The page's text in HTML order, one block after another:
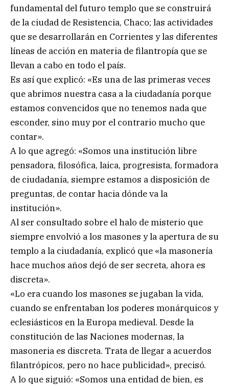
fundamental del futuro templo que se construirá
de la ciudad de Resistencia, Chaco; las actividades
que se desarrollarán en Corrientes y las diferentes
líneas de acción en materia de filantropía que se
llevan a cabo en todo el país.
Es así que explicó: «Es una de las primeras veces
que abrimos nuestra casa a la ciudadanía porque
estamos convencidos que no tenemos nada que
esconder, sino muy por el contrario mucho que
contar».
A lo que agregó: «Somos una institución libre
pensadora, filosófica, laica, progresista, formadora
de ciudadanía, siempre estamos a disposición de
preguntas, de contar hacia dónde va la
institución».
Al ser consultado sobre el halo de misterio que
siempre envolvió a los masones y la apertura de su
templo a la ciudadanía, explicó que «la masonería
hace muchos años dejó de ser secreta, ahora es
discreta».
«Lo era cuando los masones se jugaban la vida,
cuando se enfrentaban los poderes monárquicos y
eclesiásticos en la Europa medieval. Desde la
constitución de las Naciones modernas, la
masoneria es discreta. Trata de llegar a acuerdos
filantrópicos, pero no hace publicidad», precisó.
A lo que siguió: «Somos una entidad de bien, es